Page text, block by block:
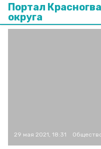
Портал
округа
29 мая 2021, 18:31